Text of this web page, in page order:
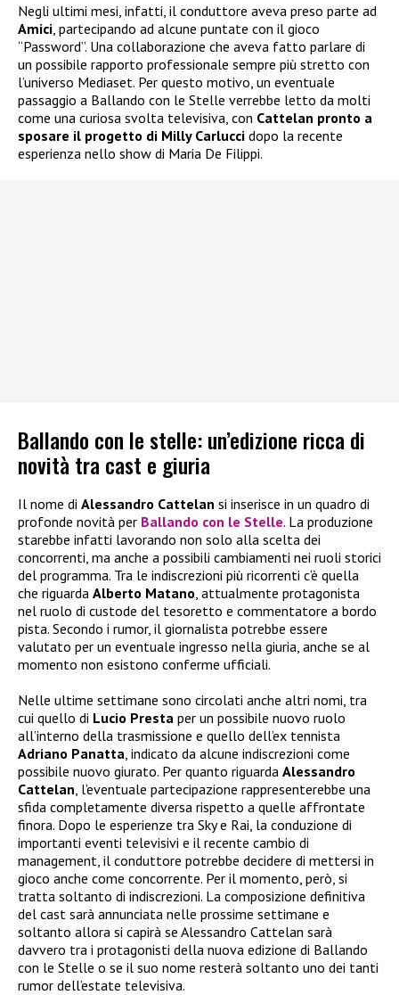
Negli ultimi mesi, infatti, il conduttore aveva preso parte ad
Amici, partecipando ad alcune puntate con il gioco
“Password”. Una collaborazione che aveva fatto parlare di
un possibile rapporto professionale sempre più stretto con
l’universo Mediaset. Per questo motivo, un eventuale
passaggio a Ballando con le Stelle verrebbe letto da molti
come una curiosa svolta televisiva, con Cattelan pronto a
sposare il progetto di Milly Carlucci dopo la recente
esperienza nello show di Maria De Filippi.
Ballando con le stelle: un’edizione ricca di
novità tra cast e giuria
Il nome di Alessandro Cattelan si inserisce in un quadro di
profonde novità per Ballando con le Stelle. La produzione
starebbe infatti lavorando non solo alla scelta dei
concorrenti, ma anche a possibili cambiamenti nei ruoli storici
del programma. Tra le indiscrezioni più ricorrenti c’è quella
che riguarda Alberto Matano , attualmente protagonista
nel ruolo di custode del tesoretto e commentatore a bordo
pista. Secondo i rumor, il giornalista potrebbe essere
valutato per un eventuale ingresso nella giuria, anche se al
momento non esistono conferme ufficiali.
Nelle ultime settimane sono circolati anche altri nomi, tra
cui quello di Lucio Presta per un possibile nuovo ruolo
all’interno della trasmissione e quello dell’ex tennista
Adriano Panatta , indicato da alcune indiscrezioni come
possibile nuovo giurato. Per quanto riguarda Alessandro
Cattelan , l’eventuale partecipazione rappresenterebbe una
sfida completamente diversa rispetto a quelle affrontate
finora. Dopo le esperienze tra Sky e Rai, la conduzione di
importanti eventi televisivi e il recente cambio di
management, il conduttore potrebbe decidere di mettersi in
gioco anche come concorrente. Per il momento, però, si
tratta soltanto di indiscrezioni. La composizione definitiva
del cast sarà annunciata nelle prossime settimane e
soltanto allora si capirà se Alessandro Cattelan sarà
davvero tra i protagonisti della nuova edizione di Ballando
con le Stelle o se il suo nome resterà soltanto uno dei tanti
rumor dell’estate televisiva.